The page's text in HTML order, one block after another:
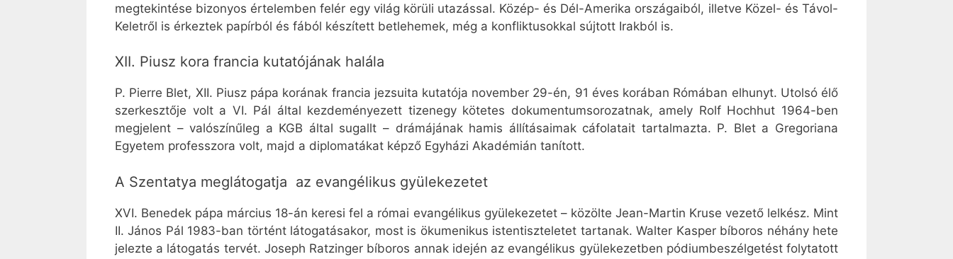
megtekintése bizonyos értelemben felér egy világ körüli utazással. Közép- és Dél-Amerika országaiból, illetve Közel- és Távol-
Keletről is érkeztek papírból és fából készített betlehemek, még a konfliktusokkal sújtott Irakból is.
XII. Piusz kora francia kutatójának halála
P. Pierre Blet, XII. Piusz pápa korának francia jezsuita kutatója november 29-én, 91 éves korában Rómában elhunyt. Utolsó élő
szerkesztője volt a VI. Pál által kezdeményezett tizenegy kötetes dokumentumsorozatnak, amely Rolf Hochhut 1964-ben
megjelent – valószínűleg a KGB által sugallt – drámájának hamis állításaimak cáfolatait tartalmazta. P. Blet a Gregoriana
Egyetem professzora volt, majd a diplomatákat képző Egyházi Akadémián tanított.
A Szentatya meglátogatja az evangélikus gyülekezetet
XVI. Benedek pápa március 18-án keresi fel a római evangélikus gyülekezetet – közölte Jean-Martin Kruse vezető lelkész. Mint
II. János Pál 1983-ban történt látogatásakor, most is ökumenikus istentiszteletet tartanak. Walter Kasper bíboros néhány hete
jelezte a látogatás tervét. Joseph Ratzinger bíboros annak idején az evangélikus gyülekezetben pódiumbeszélgetést folytatott